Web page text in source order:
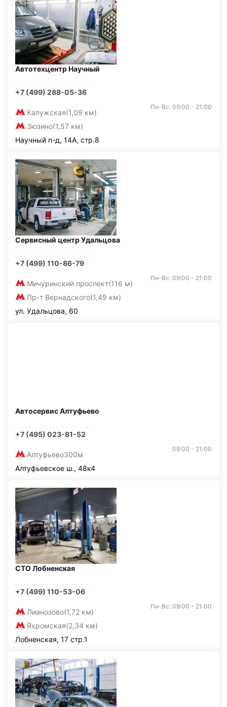
Автотехцентр Научный
+7 (499) 288-05-36
Калужская(1,09 км)
Зюзино(1,57 км)
Пн-Вс: 09:00 - 21:00
Научный п-д, 14А, стр.8
Сервисный центр Удальцова
+7 (499) 110-86-79
Мичуринский проспект(116 м)
Пр-т Вернадского(1,49 км)
Пн-Вс: 09:00 - 21:00
ул. Удальцова, 60
Автосервис Алтуфьево
+7 (495) 023-81-52
Алтуфьево300м
09:00 - 21:00
Алтуфьевское ш., 48к4
СТО Лобненская
+7 (499) 110-53-06
Лианозово(1,72 км)
Яхромская(2,34 км)
Пн-Вс: 09:00 - 21:00
Лобненская, 17 стр.1